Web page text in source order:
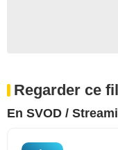
Regarder ce
En SVOD /